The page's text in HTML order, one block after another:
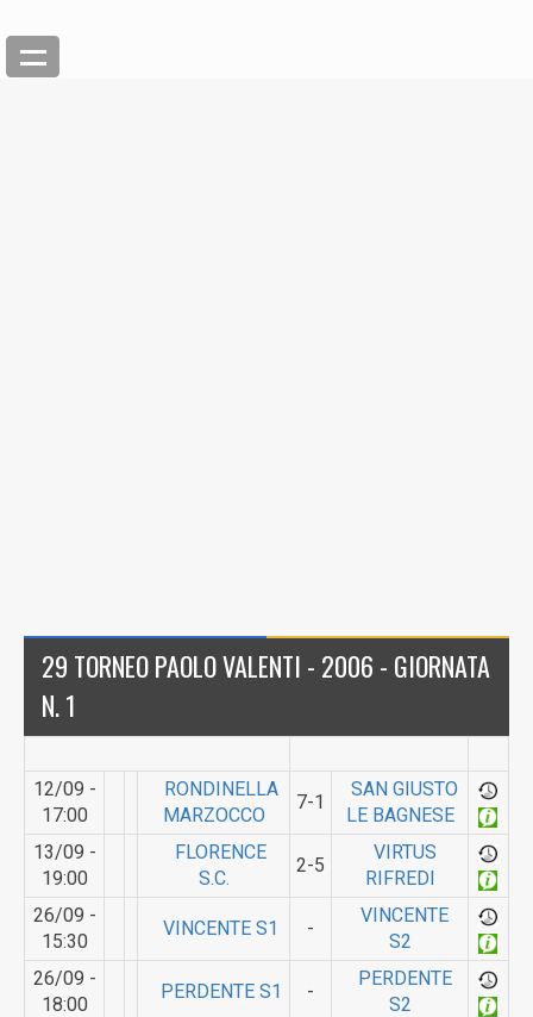
29 TORNEO PAOLO VALENTI - 2006 - GIORNATA
N. 1
12/09 -
17:00
RONDINELLA
MARZOCCO
7-1
SAN GIUSTO
LE BAGNESE
13/09 -
19:00
FLORENCE
S.C.
2-5
VIRTUS
RIFREDI
26/09 -
15:30
VINCENTE S1 -
VINCENTE
S2
26/09 -
18:00
PERDENTE S1 -
PERDENTE
S2